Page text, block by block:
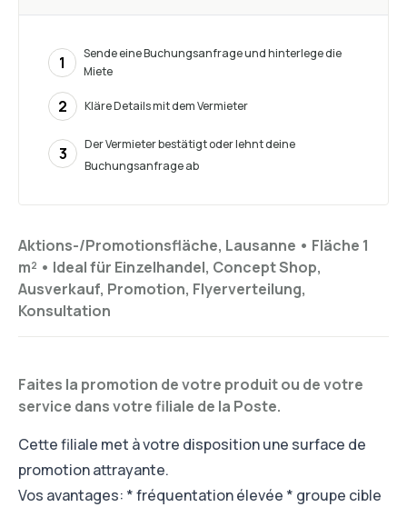
Aktions-/Promotionsfläche, Lausanne • Fläche 1
m² • Ideal für Einzelhandel, Concept Shop,
Ausverkauf, Promotion, Flyerverteilung,
Konsultation
Faites la promotion de votre produit ou de votre
service dans votre filiale de la Poste.
Cette filiale met à votre disposition une surface de
promotion attrayante.
Vos avantages: * fréquentation élevée * groupe cible
1
Sende eine Buchungsanfrage und hinterlege die
Miete
2 Kläre Details mit dem Vermieter
3
Der Vermieter bestätigt oder lehnt deine
Buchungsanfrage ab